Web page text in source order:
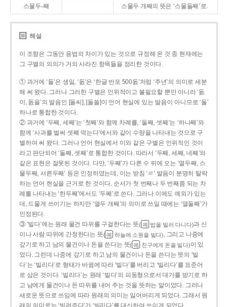
스물두-째 스물두 개째의 뜻은 ‘스물둘째’로.
해설
이 조항은 그동안 용법의 차이가 있는 것으로 규정해 온 것 중 현재에는
그 구별의 의의가 거의 사라진 항목들을 정리한 것이다.
① 과거에 ‘돌’은 생일, ‘돐’은 ‘한글 반포 500돐’처럼 ‘주년’의 의미로 세분
해 써 왔다. 그러나 그러한 구별은 인위적이고 불필요할 뿐만 아니라 ‘돐
이, 돐을’의 발음인 [돌씨], [돌쓸]이 언어 현실에 있는 발음이 아니므로 ‘돌’
하나로 통합한 것이다.
② 과거에 ‘두째, 세째’는 ‘첫째’와 함께 차례를, ‘둘째, 셋째’는 ‘하나째’와
함께 ‘사과를 벌써 셋째 먹는다’에서와 같이 수량을 나타내는 것으로 구
별하여 써 왔다. 그러나 언어 현실에서 이와 같은 구별은 인위적인 것이
라고 판단되어 ‘둘째, 셋째’로 통합한 것이다. 따라서 ‘두째, 세째, 네째’와
같은 표현은 잘못된 것이다. 다만, ‘두째’가 다른 수 뒤에 오는 ‘열두째, 스
물두째, 서른두째’ 등은 인정하였는데, 이는 받침 ‘ㄹ’ 발음이 분명히 탈락
하는 언어 현실을 근거로 한 것이다. 순서가 첫 번째나 두 번째쯤 되는 차
례를 나타내는 ‘한두째’에서도 ‘두째’로 쓴다. 그러나 이에도 예외가 있는
데, 드물게 쓰이기는 하지만 ‘열두 개째’의 의미로 쓰일 때에는 ‘열둘째’가
인정된다.
③ ‘빌다’에는 원래 물건 따위를 구걸한다는 뜻( 예 밥을 빌러 다니다)과 신
이나 사람 따위에 간청한다는 뜻( 예 하늘에 소원을 빌다), 그리고 나중에
갚기로 하고 남의 물건이나 돈을 쓴다는 뜻( 예 친구에게 돈을 빌다)이 있
었다. 그런데 나중에 갚기로 하고 남의 물건이나 돈을 쓴다는 뜻의 ‘빌
다’는 ‘빌리다’로 형태가 바뀜에 따라 ‘빌다’를 버리고 ‘빌리다’를 표준어
로 삼은 것이다. ‘빌리다’는 원래 ‘빌다’의 피동형으로서 대가를 받기로 하
고 남에게 물건이나 돈 따위를 내어 주는 것을 뜻하는 말이었다. 그러나
새로운 뜻으로 쓰임에 따라 원래의 의미는 잃어버리게 되었다. 그래서 원
래의 의미로는 ‘빌려주다’가 ‘빌리다’를 대신하여 쓰이게 되었다.